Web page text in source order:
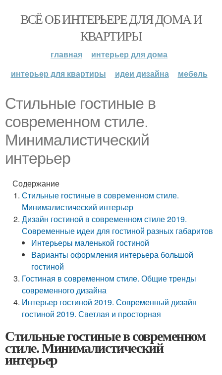
ВСЁ ОБ ИНТЕРЬЕРЕ ДЛЯ ДОМА И
КВАРТИРЫ
главная
интерьер для дома
интерьер для квартиры
идеи дизайна мебель
Стильные гостиные в
современном стиле.
Минималистический
интерьер
Содержание
Стильные гостиные в современном стиле.
Минималистический интерьер
Дизайн гостиной в современном стиле 2019.
Современные идеи для гостиной разных габаритов
Интерьеры маленькой гостиной
Варианты оформления интерьера большой
гостиной
Гостиная в современном стиле. Общие тренды
современного дизайна
Интерьер гостиной 2019. Современный дизайн
гостиной 2019. Светлая и просторная
Стильные гостиные в современном
стиле. Минималистический
интерьер